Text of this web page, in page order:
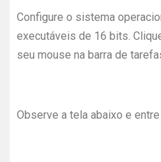
Configure o sistema
executáveis de 16 bits.
seu mouse na barra de
Observe a tela abaixo e entre